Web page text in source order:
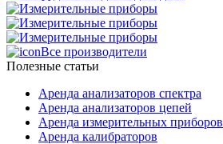
Все производители
Полезные статьи
Аренда анализаторов спектра
Аренда анализаторов цепей
Аренда измерительных приборов
Аренда калибраторов